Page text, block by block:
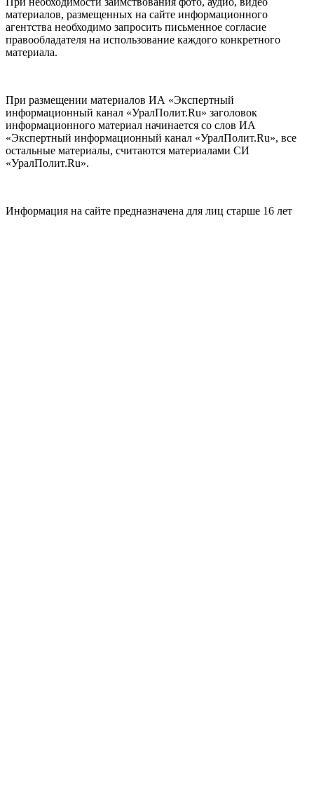
материалов, размещенных на сайте информационного
агентства необходимо запросить письменное согласие
правообладателя на использование каждого конкретного
материала.
При размещении материалов ИА «Экспертный
информационный канал «УралПолит.Ru» заголовок
информационного материал начинается со слов ИА
«Экспертный информационный канал «УралПолит.Ru», все
остальные материалы, считаются материалами СИ
«УралПолит.Ru».
Информация на сайте предназначена для лиц старше 16 лет